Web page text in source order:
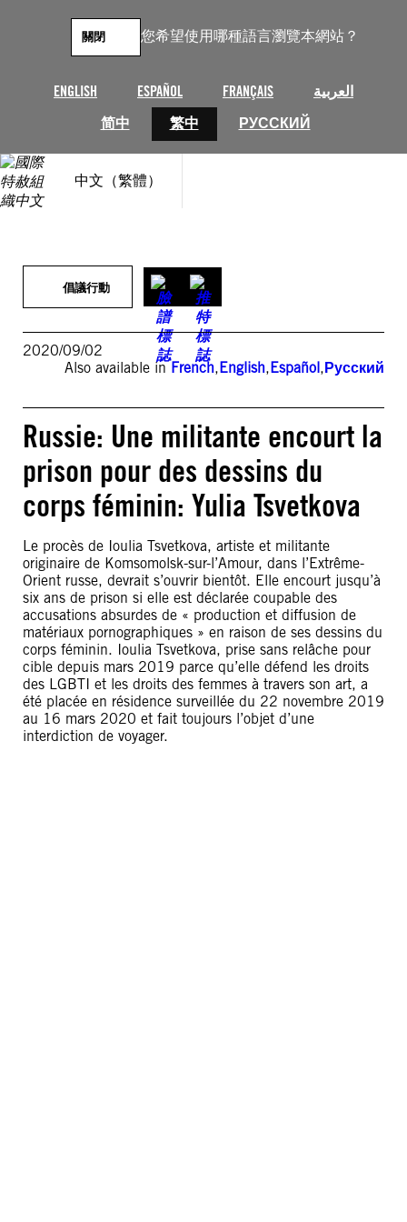
您希望使用哪種語言瀏覽本網站？
ENGLISH ESPAÑOL FRANÇAIS
العربية
简中
繁中 РУССКИЙ
關閉
中文（繁體）
倡議行動
2020/09/02
Also available inFrench,English,Español,Русский
Russie: Une militante encourt la
prison pour des dessins du
corps féminin: Yulia Tsvetkova
Le procès de Ioulia Tsvetkova, artiste et militante
originaire de Komsomolsk-sur-l’Amour, dans l’Extrême-
Orient russe, devrait s’ouvrir bientôt. Elle encourt jusqu’à
six ans de prison si elle est déclarée coupable des
accusations absurdes de « production et diffusion de
matériaux pornographiques » en raison de ses dessins du
corps féminin. Ioulia Tsvetkova, prise sans relâche pour
cible depuis mars 2019 parce qu’elle défend les droits
des LGBTI et les droits des femmes à travers son art, a
été placée en résidence surveillée du 22 novembre 2019
au 16 mars 2020 et fait toujours l’objet d’une
interdiction de voyager.